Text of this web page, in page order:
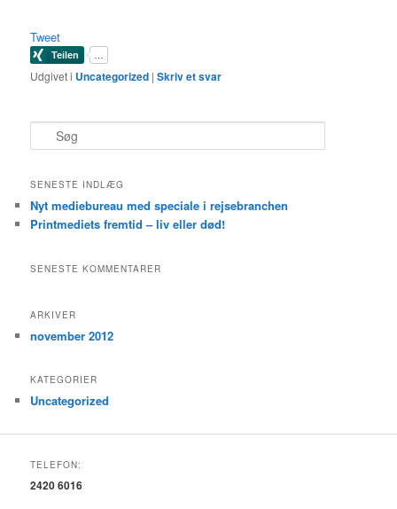
Tweet
Udgivet i Uncategorized |Skriv et svar
ø
SENESTE INDLÆG
Nyt mediebureau med speciale i rejsebranchen
Printmediets fremtid – liv eller død!
SENESTE KOMMENTARER
ARKIVER
november 2012
KATEGORIER
Uncategorized
TELEFON:
2420 6016